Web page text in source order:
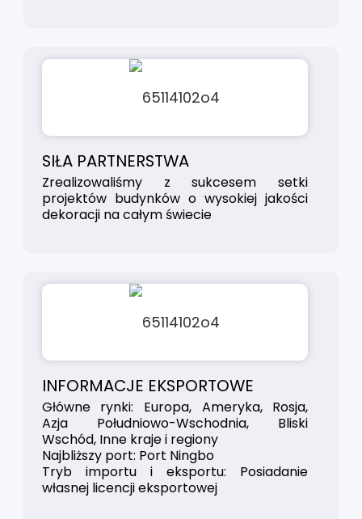
SIŁA PARTNERSTWA
Zrealizowaliśmy z sukcesem setki
projektów budynków o wysokiej jakości
dekoracji na całym świecie
INFORMACJE EKSPORTOWE
Główne rynki: Europa, Ameryka, Rosja,
Azja Południowo-Wschodnia, Bliski
Wschód, Inne kraje i regiony
Najbliższy port: Port Ningbo
Tryb importu i eksportu: Posiadanie
własnej licencji eksportowej